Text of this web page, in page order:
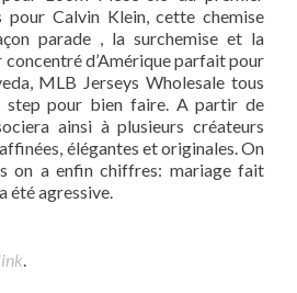
pour Calvin Klein, cette chemise
parade , la surchemise et la
d’Amérique parfait pour
MLB Jerseys Wholesale tous
step pour bien faire. A partir de
ainsi à plusieurs créateurs
élégantes et originales. On
on a enfin chiffres: mariage fait
été agressive.
.